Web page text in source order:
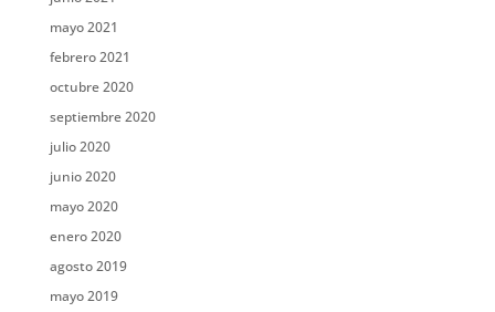
mayo 2021
febrero 2021
octubre 2020
septiembre 2020
julio 2020
junio 2020
mayo 2020
enero 2020
agosto 2019
mayo 2019